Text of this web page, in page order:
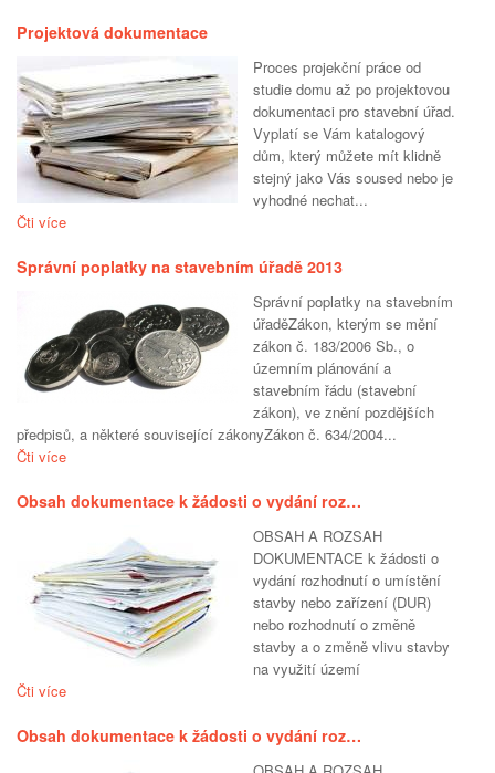
Projektová dokumentace
Proces projekční práce od
studie domu až po projektovou
dokumentaci pro stavební úřad.
Vyplatí se Vám katalogový
dům, který můžete mít klidně
stejný jako Vás soused nebo je
vyhodné nechat...
Čti více
Správní poplatky na stavebním úřadě 2013
Správní poplatky na stavebním
úřaděZákon, kterým se mění
zákon č. 183/2006 Sb., o
územním plánování a
stavebním řádu (stavební
zákon), ve znění pozdějších
předpisů, a některé související zákonyZákon č. 634/2004...
Čti více
Obsah dokumentace k žádosti o vydání roz…
OBSAH A ROZSAH
DOKUMENTACE k žádosti o
vydání rozhodnutí o umístění
stavby nebo zařízení (DUR)
nebo rozhodnutí o změně
stavby a o změně vlivu stavby
na využití území
Čti více
Obsah dokumentace k žádosti o vydání roz…